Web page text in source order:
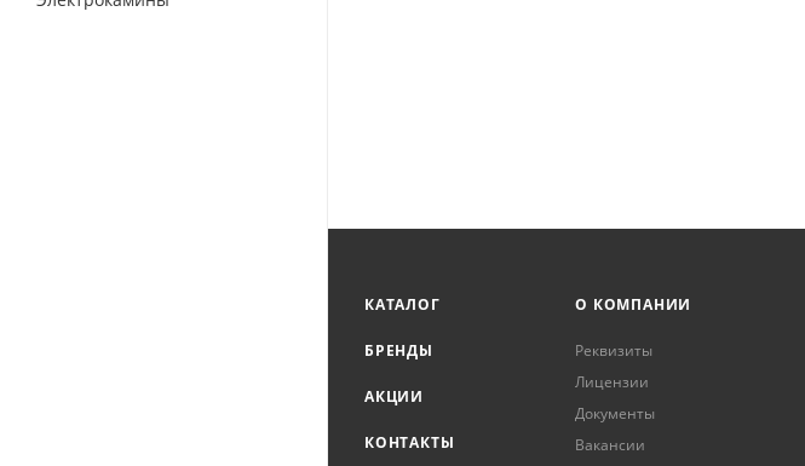
КАТАЛОГ
БРЕНДЫ
АКЦИИ
КОНТАКТЫ
О КОМПАНИИ
Реквизиты
Лицензии
Документы
Вакансии